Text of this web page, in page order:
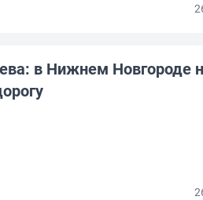
в Нижнем Новгороде